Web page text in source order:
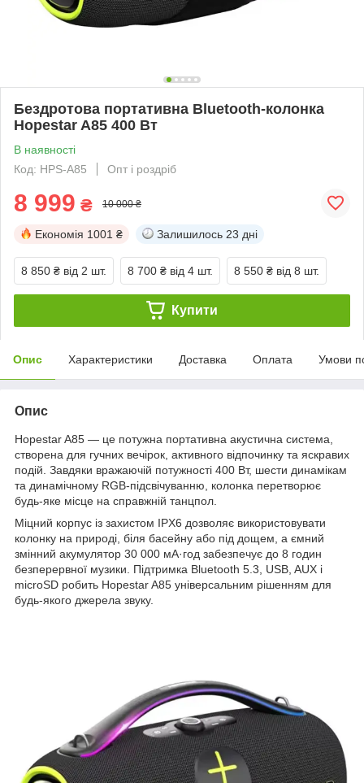
Бездротова портативна Bluetooth-колонка
Hopestar A85 400 Вт
В наявності
Код: HPS-А85
Опт і роздріб
8 999 ₴ 10 000 ₴
Економія 1001 ₴ Залишилось 23 дні
8 850 ₴ від 2 шт. 8 700 ₴ від 4 шт. 8 550 ₴ від 8 шт.
Купити
Опис Характеристики Доставка Оплата Умови
Опис
Hopestar A85 — це потужна портативна акустична система,
створена для гучних вечірок, активного відпочинку та яскравих
подій. Завдяки вражаючій потужності 400 Вт, шести динамікам
та динамічному RGB-підсвічуванню, колонка перетворює
будь-яке місце на справжній танцпол.
Міцний корпус із захистом IPX6 дозволяє використовувати
колонку на природі, біля басейну або під дощем, а ємний
змінний акумулятор 30 000 мА·год забезпечує до 8 годин
безперервної музики. Підтримка Bluetooth 5.3, USB, AUX і
microSD робить Hopestar A85 універсальним рішенням для
будь-якого джерела звуку.